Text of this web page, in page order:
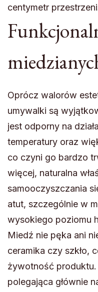
centymetr
Oprócz walorów
umywalki są
jest odporny na
temperatury oraz
co czyni go bardzo
więcej, naturalna
samooczyszczania
atut, szczególnie w
wysokiego poziomu
Miedź nie pęka ani
ceramika czy szkło,
żywotność produktu.
polegająca głównie